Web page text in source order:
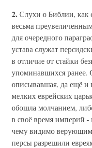
2.Слухи о Библии, как
весьма
для очередного
устава служат
в отличие от стайки
упоминавшихся ранее.
описывавшая, да ещё и
мелких еврейских
обошла молчанием,
в своё время империй
чему видимо верующим
персы разрешили